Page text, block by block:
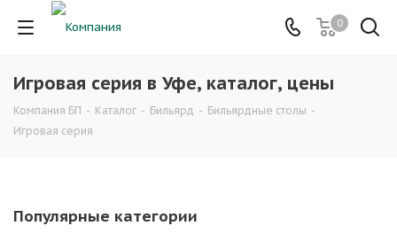
0
Игровая серия в Уфе, каталог, цены
Компания БП - Каталог - Бильярд - Бильярдные столы -
Игровая серия
Популярные категории